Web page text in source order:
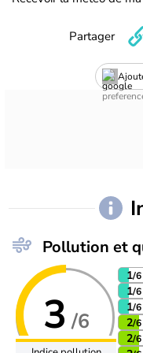
Partager
Pollution et
3 /6
1/6
1/6
1/6
2/6
2/6